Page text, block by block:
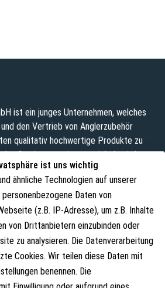
ist uns wichtig
ähnliche Technologien auf unserer
Daten von
(z.B. IP-Adresse), um z.B. Inhalte
von Drittanbietern einzubinden oder
zu analysieren. Die Datenverarbeitung
Cookies. Wir teilen diese Daten mit
benennen. Die
ist ein junges Unternehmen, welches
den Vertrieb von Anglerzubehör
qualitativ hochwertige Produkte zu
das Sortiment weiterentwickelt wird.
Über uns
Über uns
Kontakt